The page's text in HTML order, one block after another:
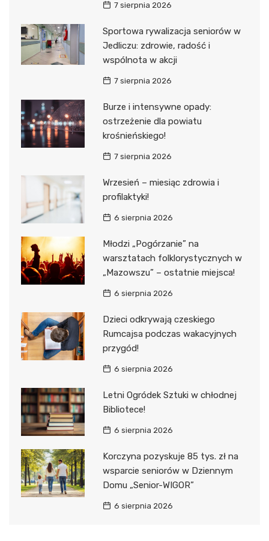
7 sierpnia 2026
Sportowa rywalizacja seniorów w
Jedliczu: zdrowie, radość i
wspólnota w akcji
7 sierpnia 2026
Burze i intensywne opady:
ostrzeżenie dla powiatu
krośnieńskiego!
7 sierpnia 2026
Wrzesień – miesiąc zdrowia i
profilaktyki!
6 sierpnia 2026
Młodzi „Pogórzanie” na
warsztatach folklorystycznych w
„Mazowszu” – ostatnie miejsca!
6 sierpnia 2026
Dzieci odkrywają czeskiego
Rumcajsa podczas wakacyjnych
przygód!
6 sierpnia 2026
Letni Ogródek Sztuki w chłodnej
Bibliotece!
6 sierpnia 2026
Korczyna pozyskuje 85 tys. zł na
wsparcie seniorów w Dziennym
Domu „Senior-WIGOR”
6 sierpnia 2026